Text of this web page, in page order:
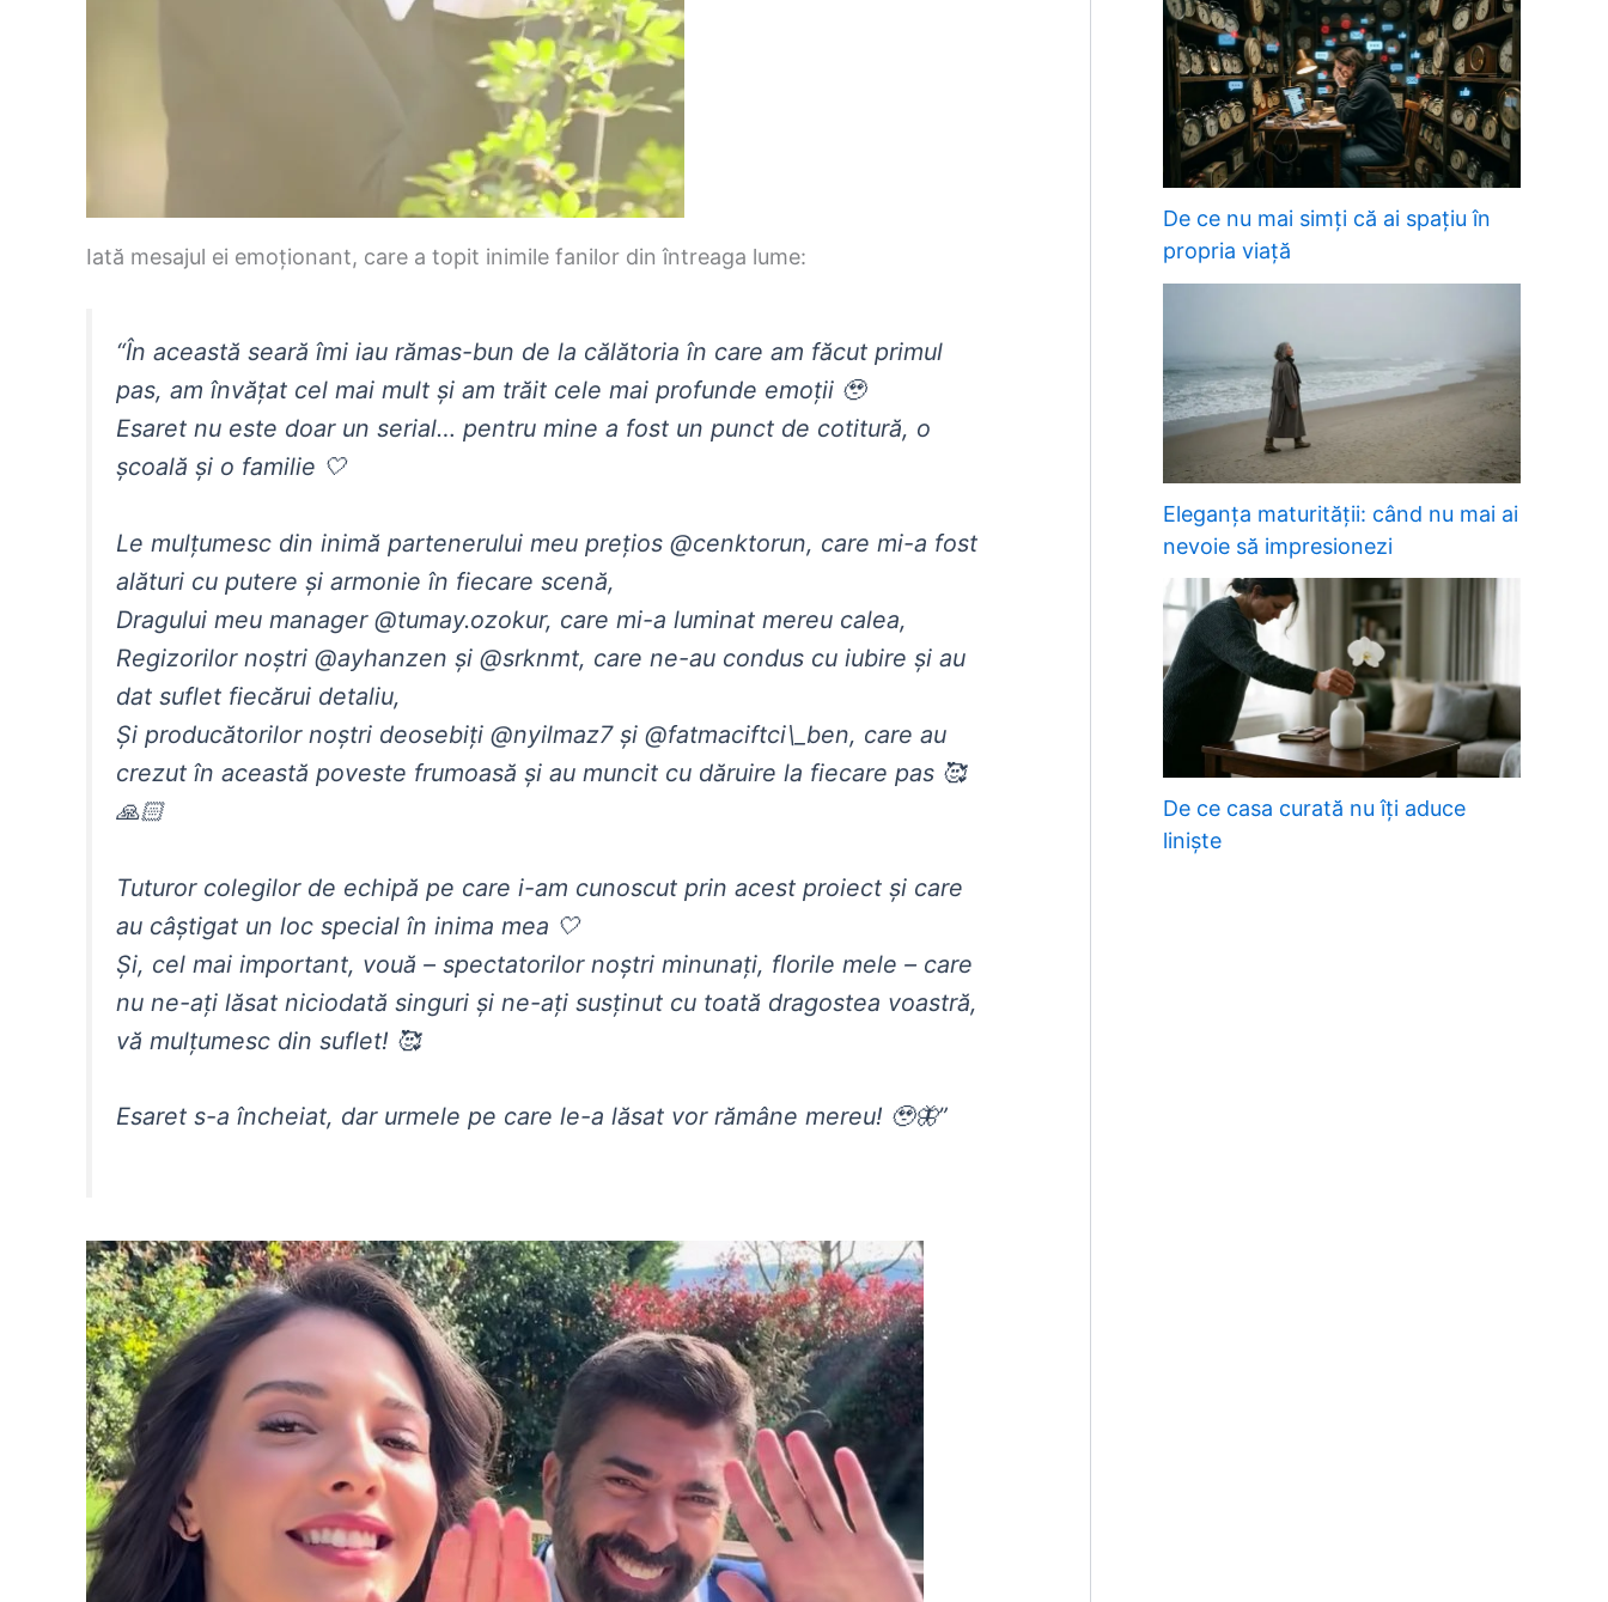
Iată mesajul ei emoționant, care a topit inimile fanilor din întreaga lume:
“În această seară îmi iau rămas-bun de la călătoria în care am făcut primul
pas, am învățat cel mai mult și am trăit cele mai profunde emoții 🥹
Esaret nu este doar un serial… pentru mine a fost un punct de cotitură, o
școală și o familie 🤍
Le mulțumesc din inimă partenerului meu prețios @cenktorun, care mi-a fost
alături cu putere și armonie în fiecare scenă,
Dragului meu manager @tumay.ozokur, care mi-a luminat mereu calea,
Regizorilor noștri @ayhanzen și @srknmt, care ne-au condus cu iubire și au
dat suflet fiecărui detaliu,
Și producătorilor noștri deosebiți @nyilmaz7 și @fatmaciftci\_ben, care au
crezut în această poveste frumoasă și au muncit cu dăruire la fiecare pas 🥰
🙏🏻
Tuturor colegilor de echipă pe care i-am cunoscut prin acest proiect și care
au câștigat un loc special în inima mea 🤍
Și, cel mai important, vouă – spectatorilor noștri minunați, florile mele – care
nu ne-ați lăsat niciodată singuri și ne-ați susținut cu toată dragostea voastră,
vă mulțumesc din suflet! 🥰
Esaret s-a încheiat, dar urmele pe care le-a lăsat vor rămâne mereu! 🥹🦋”
De ce nu mai simți că ai spațiu în
propria viață
Eleganța maturității: când nu mai ai
nevoie să impresionezi
De ce casa curată nu îți aduce
liniște